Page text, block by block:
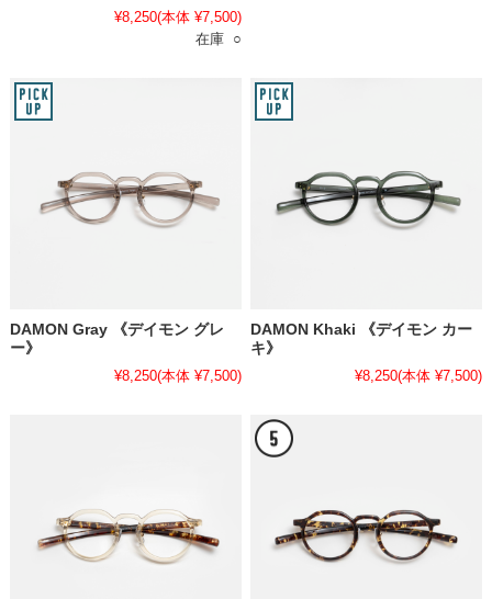
¥8,250(本体 ¥7,500)
在庫 ○
DAMON Gray 《デイモン グレ
ー》
¥8,250(本体 ¥7,500)
DAMON Khaki 《デイモン カー
キ》
¥8,250(本体 ¥7,500)